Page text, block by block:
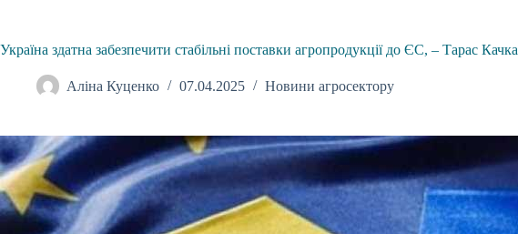
Україна здатна забезпечити стабільні поставки агропродукції до ЄС, – Тарас Качка
Аліна Куценко 07.04.2025 Новини агросектору